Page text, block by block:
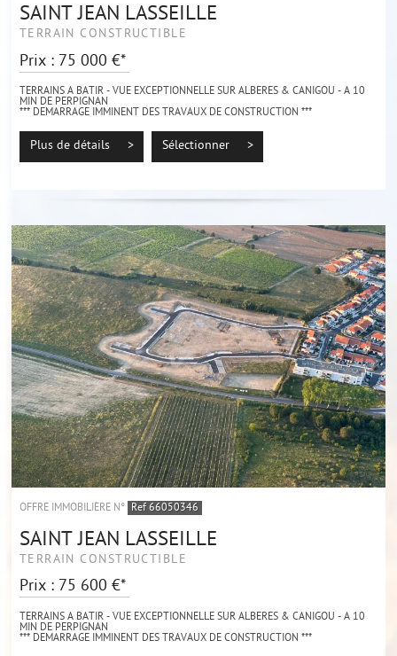
SAINT JEAN LASSEILLE
TERRAIN CONSTRUCTIBLE
Prix : 75 000 €*
TERRAINS A BATIR - VUE EXCEPTIONNELLE SUR ALBERES & CANIGOU - A 10
MIN DE PERPIGNAN
*** DEMARRAGE IMMINENT DES TRAVAUX DE CONSTRUCTION ***
À vendre sur la charmante commune de Saint-Jean-Lasseille, terrains à bâtir
offrant une...
Plus de détails > Sélectionner >
OFFRE IMMOBILIÈRE N° Ref 66050346
SAINT JEAN LASSEILLE
TERRAIN CONSTRUCTIBLE
Prix : 75 600 €*
TERRAINS A BATIR - VUE EXCEPTIONNELLE SUR ALBERES & CANIGOU - A 10
MIN DE PERPIGNAN
*** DEMARRAGE IMMINENT DES TRAVAUX DE CONSTRUCTION ***